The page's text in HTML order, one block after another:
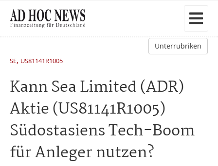
Unterrubriken
SE, US81141R1005
Kann Sea Limited (ADR)
Aktie (US81141R1005)
Südostasiens Tech-Boom
für Anleger nutzen?